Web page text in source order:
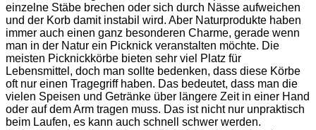
einzelne Stäbe brechen oder sich durch Nässe aufweichen
und der Korb damit instabil wird. Aber Naturprodukte haben
immer auch einen ganz besonderen Charme, gerade wenn
man in der Natur ein Picknick veranstalten möchte. Die
meisten Picknickkörbe bieten sehr viel Platz für
Lebensmittel, doch man sollte bedenken, dass diese Körbe
oft nur einen Tragegriff haben. Das bedeutet, dass man die
vielen Speisen und Getränke über längere Zeit in einer Hand
oder auf dem Arm tragen muss. Das ist nicht nur unpraktisch
beim Laufen, es kann auch schnell schwer werden.